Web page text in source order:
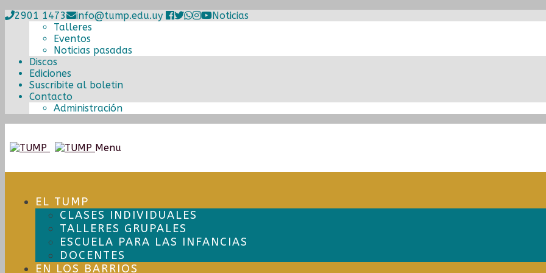
2901 1473 info@tump.edu.uy
Noticias
Talleres
Eventos
Noticias pasadas
Discos
Ediciones
Suscribite al boletin
Contacto
Administración
Ir
la
Ir
contenido
Menu
EL TUMP
CLASES INDIVIDUALES
TALLERES GRUPALES
ESCUELA PARA LAS INFANCIAS
DOCENTES
EN LOS BARRIOS